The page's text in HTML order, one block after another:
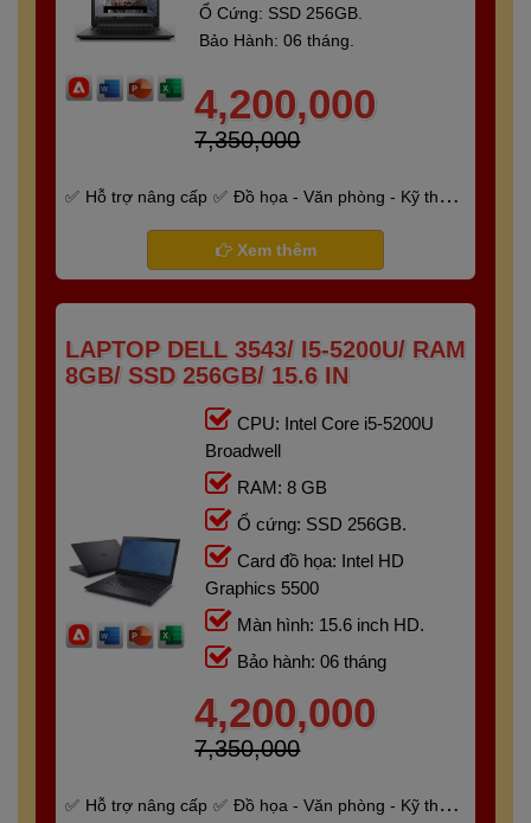
Ổ Cứng: SSD 256GB.
Bảo Hành: 06 tháng.
4,200,000
7,350,000
Hỗ trợ nâng cấp
Đồ họa - Văn phòng - Kỹ thuật
Bảo hành 6 tháng
Xem thêm
LAPTOP DELL 3543/ I5-5200U/ RAM
8GB/ SSD 256GB/ 15.6 IN
CPU: Intel Core i5-5200U
Broadwell
RAM: 8 GB
Ổ cứng: SSD 256GB.
Card đồ họa: Intel HD
Graphics 5500
Màn hình: 15.6 inch HD.
Bảo hành: 06 tháng
4,200,000
7,350,000
Hỗ trợ nâng cấp
Đồ họa - Văn phòng - Kỹ thuật